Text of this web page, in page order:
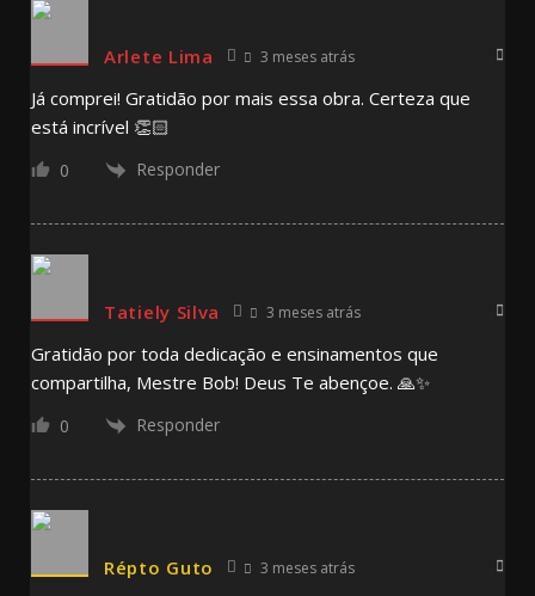
Arlete Lima 3 meses atrás
Já comprei! Gratidão por mais essa obra. Certeza que
está incrível 👏🏻
0 Responder
Tatiely Silva 3 meses atrás
Gratidão por toda dedicação e ensinamentos que
compartilha, Mestre Bob! Deus Te abençoe. 🙏✨
0 Responder
Répto Guto 3 meses atrás